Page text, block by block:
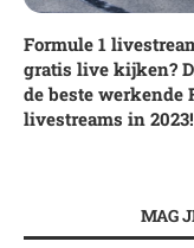
Formule 1
gratis live kijken?
de beste werkende
livestreams in 2023!
MAG